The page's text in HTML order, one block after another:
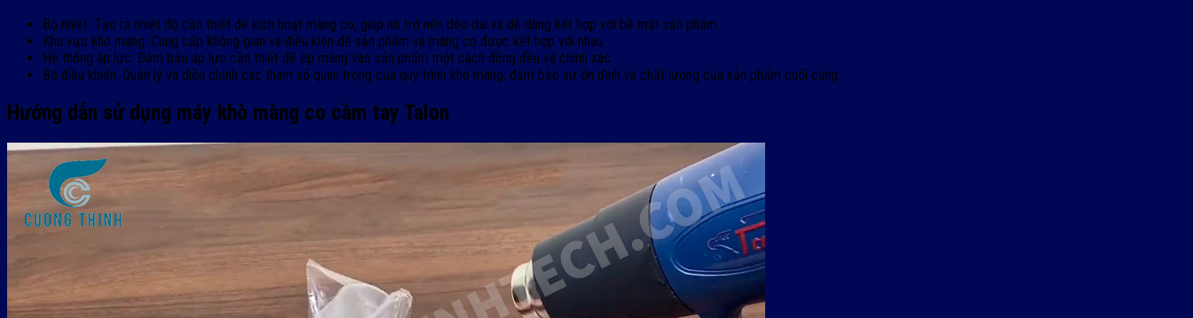
Bộ nhiệt: Tạo ra nhiệt độ cần thiết để kích hoạt màng co, giúp nó trở nên dẻo dai và dễ dàng kết hợp với bề mặt sản phẩm.
Khu vực khò màng: Cung cấp không gian và điều kiện để sản phẩm và màng co được kết hợp với nhau.
Hệ thống áp lực: Đảm bảo áp lực cần thiết để ép màng vào sản phẩm một cách đồng đều và chính xác.
Bộ điều khiển: Quản lý và điều chỉnh các tham số quan trọng của quy trình khò màng, đảm bảo sự ổn định và chất lượng của sản phẩm cuối cùng.
Hướng dẫn sử dụng máy khò màng co cầm tay Talon